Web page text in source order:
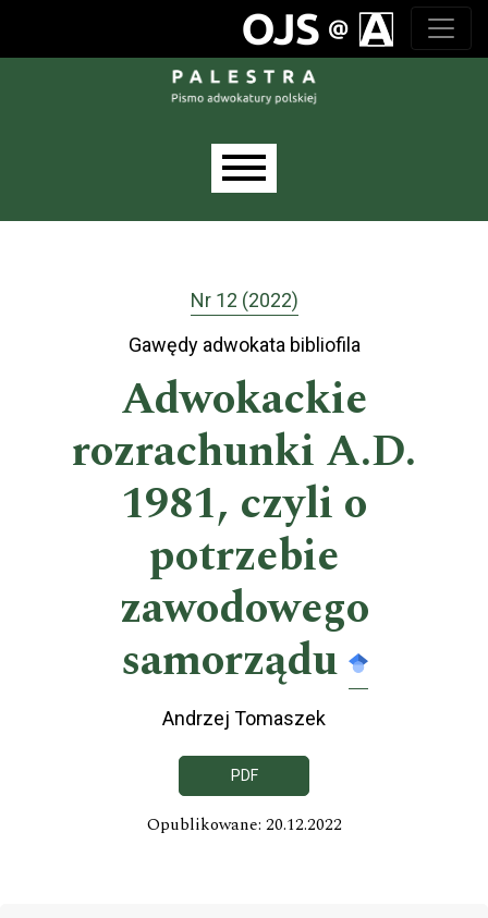
Nr 12 (2022)
Gawędy adwokata bibliofila
Adwokackie
rozrachunki A.D.
1981, czyli o
potrzebie
zawodowego
samorządu
Andrzej Tomaszek
PDF
Opublikowane: 20.12.2022